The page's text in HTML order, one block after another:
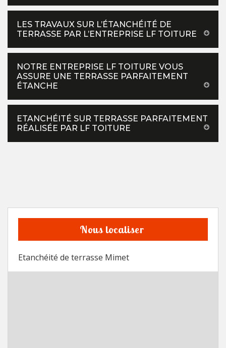
LES TRAVAUX SUR L’ÉTANCHÉITÉ DE
TERRASSE PAR L’ENTREPRISE LF TOITURE
NOTRE ENTREPRISE LF TOITURE VOUS
ASSURE UNE TERRASSE PARFAITEMENT
ÉTANCHE
ETANCHÉITÉ SUR TERRASSE PARFAITEMENT
RÉALISÉE PAR LF TOITURE
Nous localiser
Etanchéité de terrasse Mimet